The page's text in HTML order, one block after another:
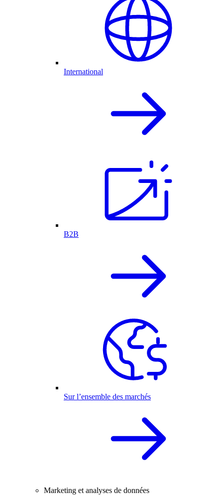
International
B2B
Sur l’ensemble des marchés
Marketing et analyses de données